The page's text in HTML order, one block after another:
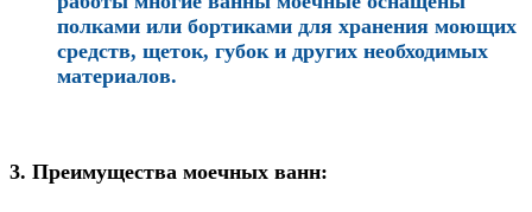
полками или бортиками для хранения моющих
средств, щеток, губок и других необходимых
материалов.
3. Преимущества моечных ванн: